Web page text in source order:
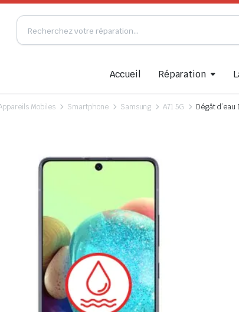
Accueil Réparation
Mobiles Smartphone Samsung A71 5G Dégât d’eau